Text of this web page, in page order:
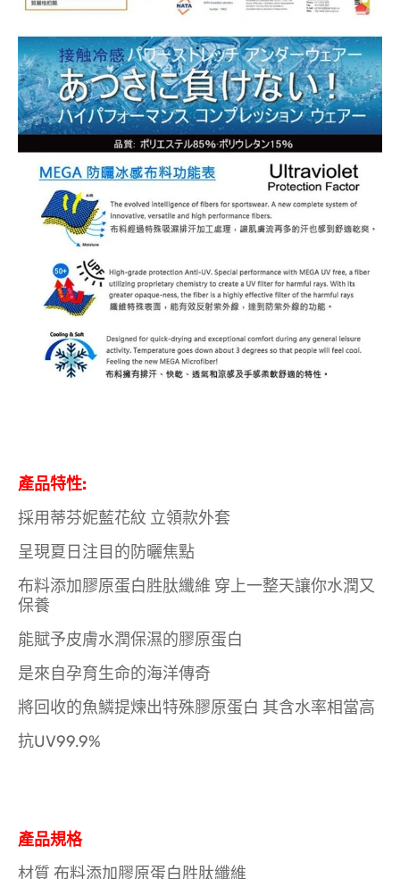
產品特性:
採用蒂芬妮藍花紋 立領款外套
呈現夏日注目的防曬焦點
布料添加膠原蛋白胜肽纖維 穿上一整天讓你水潤又
保養
能賦予皮膚水潤保濕的膠原蛋白
是來自孕育生命的海洋傳奇
將回收的魚鱗提煉出特殊膠原蛋白 其含水率相當高
抗UV99.9%
產品規格
材質 布料添加膠原蛋白胜肽纖維